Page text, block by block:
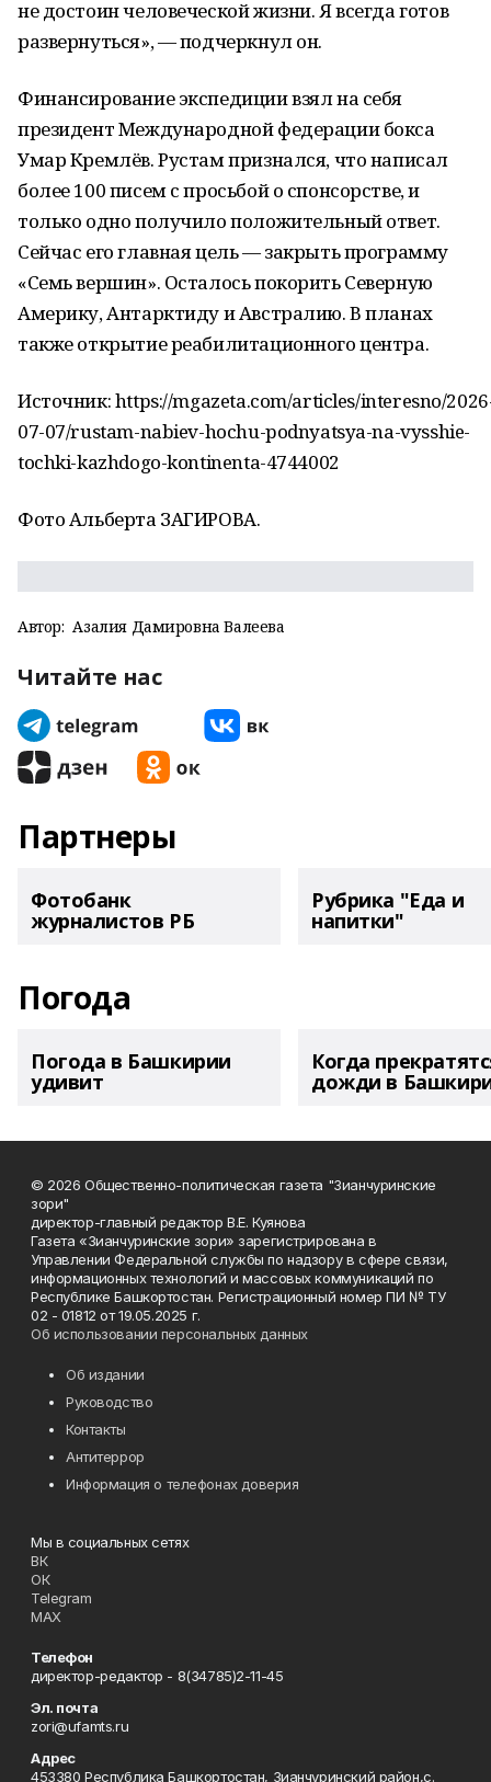
не достоин человеческой жизни. Я всегда готов
развернуться», — подчеркнул он.
Финансирование экспедиции взял на себя
президент Международной федерации бокса
Умар Кремлёв. Рустам признался, что написал
более 100 писем с просьбой о спонсорстве, и
только одно получило положительный ответ.
Сейчас его главная цель — закрыть программу
«Семь вершин». Осталось покорить Северную
Америку, Антарктиду и Австралию. В планах
также открытие реабилитационного центра.
Источник: https://mgazeta.com/articles/interesno/
07-07/rustam-nabiev-hochu-podnyatsya-na-vysshie-
tochki-kazhdogo-kontinenta-4744002
Фото Альберта ЗАГИРОВА.
Автор: Азалия Дамировна Валеева
Читайте нас
Партнеры
Фотобанк
журналистов РБ
Рубрика "Еда и
напитки"
Погода
Погода в Башкирии
удивит
Когда
дожди в
© 2026 Общественно-политическая газета "Зианчуринские
зори"
директор-главный редактор В.Е. Куянова
Газета «Зианчуринские зори» зарегистрирована в
Управлении Федеральной службы по надзору в сфере связи,
информационных технологий и массовых коммуникаций по
Республике Башкортостан. Регистрационный номер ПИ № ТУ
02 - 01812 от 19.05.2025 г.
Об использовании персональных данных
Об издании
Руководство
Контакты
Антитеррор
Информация о телефонах доверия
Мы в социальных сетях
ВК
ОК
Telegram
MAX
Телефон
директор-редактор - 8(34785)2-11-45
Эл. почта
zori@ufamts.ru
Адрес
453380 Республика Башкортостан, Зианчуринский район,с.